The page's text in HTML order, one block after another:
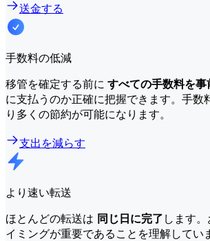
送金する
手数料の低減
移管を確定する前に すべての手数料を事
に支払うのか正確に把握できます。手数
り多くの節約が可能になります。
支出を減らす
より速い転送
ほとんどの転送は 同じ日に完了 します
イミングが重要であることを理解してい